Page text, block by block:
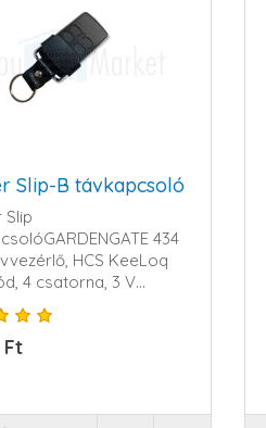
Slip-B távkapcsoló
Slip
434
HCS KeeLoq
4 csatorna, 3 V
ele..
Ft